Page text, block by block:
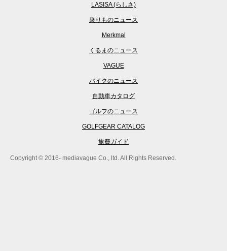
LASISA (らしさ)
乗りものニュース
Merkmal
くるまのニュース
VAGUE
バイクのニュース
自動車カタログ
ゴルフのニュース
GOLFGEAR CATALOG
旅費ガイド
Copyright © 2016- mediavague Co., ltd. All Rights Reserved.